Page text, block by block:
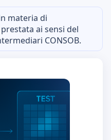
materia di
ai sensi del
CONSOB.